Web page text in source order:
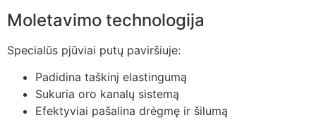
Moletavimo technologija
Specialūs pjūviai putų paviršiuje:
Padidina taškinį elastingumą
Sukuria oro kanalų sistemą
Efektyviai pašalina drėgmę ir šilumą